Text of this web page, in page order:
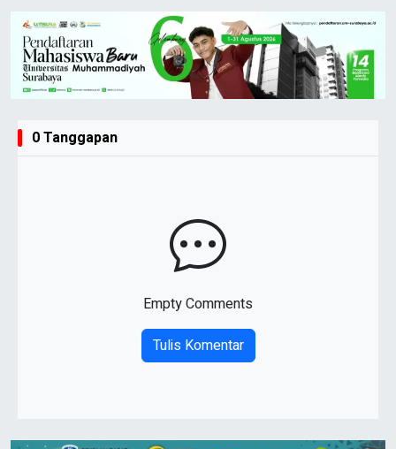
0 Tanggapan
Empty Comments
Tulis Komentar